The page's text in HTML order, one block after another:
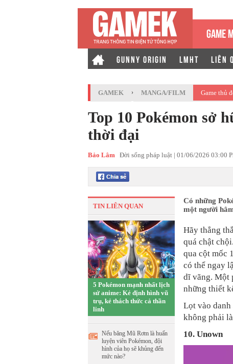
GAME
GUNNY ORIGIN LMHT LIÊN
GAMEK › MANGA/FILM Game thủ
Top 10 Pokémon sở
thời đại
Bảo Lâm Đời sống pháp luật | 01/06/2026 03:00
TIN LIÊN QUAN
5 Pokémon mạnh nhất lịch
sử anime: Kẻ định hình vũ
trụ, kẻ thách thức cả thần
linh
Nếu băng Mũ Rơm là huấn
luyện viên Pokémon, đội
hình của họ sẽ khủng đến
mức nào?
Có những
một người
Hãy thẳng
quá chật
qua cột mốc
có thể ngay
dĩ vãng. Một
những thiết
Lọt vào danh
không phải
10. Unown